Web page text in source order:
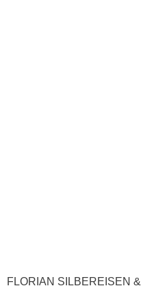
FLORIAN SILBEREISEN